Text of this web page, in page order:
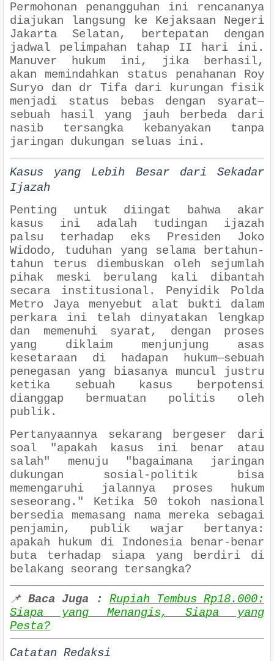
Permohonan penangguhan ini rencananya
diajukan langsung ke Kejaksaan Negeri
Jakarta Selatan, bertepatan dengan
jadwal pelimpahan tahap II hari ini.
Manuver hukum ini, jika berhasil,
akan memindahkan status penahanan Roy
Suryo dan dr Tifa dari kurungan fisik
menjadi status bebas dengan syarat—
sebuah hasil yang jauh berbeda dari
nasib tersangka kebanyakan tanpa
jaringan dukungan seluas ini.
Kasus yang Lebih Besar dari Sekadar
Ijazah
Penting untuk diingat bahwa akar
kasus ini adalah tudingan ijazah
palsu terhadap eks Presiden Joko
Widodo, tuduhan yang selama bertahun-
tahun terus diembuskan oleh sejumlah
pihak meski berulang kali dibantah
secara institusional. Penyidik Polda
Metro Jaya menyebut alat bukti dalam
perkara ini telah dinyatakan lengkap
dan memenuhi syarat, dengan proses
yang diklaim menjunjung asas
kesetaraan di hadapan hukum—sebuah
penegasan yang biasanya muncul justru
ketika sebuah kasus berpotensi
dianggap bermuatan politis oleh
publik.
Pertanyaannya sekarang bergeser dari
soal "apakah kasus ini benar atau
salah" menuju "bagaimana jaringan
dukungan sosial-politik bisa
memengaruhi jalannya proses hukum
seseorang." Ketika 50 tokoh nasional
bersedia memasang nama mereka sebagai
penjamin, publik wajar bertanya:
apakah hukum di Indonesia benar-benar
buta terhadap siapa yang berdiri di
belakang seorang tersangka?
📌 Baca Juga :
Rupiah Tembus Rp18.000:
Siapa yang Menangis, Siapa yang
Pesta?
Catatan Redaksi